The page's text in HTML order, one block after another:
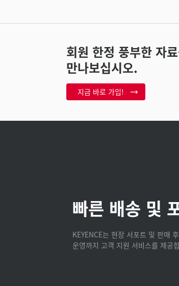
회원 한정 풍부한 자
만나보십시오.
지금 바로 가입!
빠른 배송 및
KEYENCE는 현장 서포트 및 판매
운영까지 고객 지원 서비스를 제공